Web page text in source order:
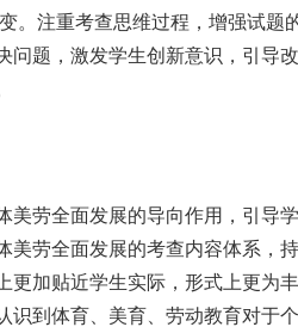
。注重考查思维过程，增强试题
问题，激发学生创新意识，引导
劳全面发展的导向作用，引导
美劳全面发展的考查内容体系，
更加贴近学生实际，形式上更为
识到体育、美育、劳动教育对于